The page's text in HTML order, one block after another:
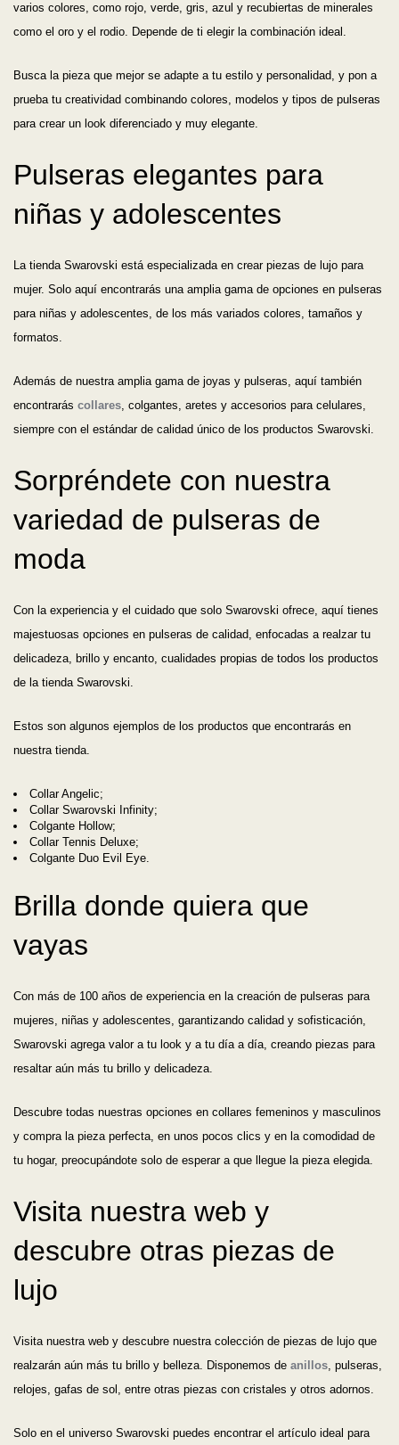
varios colores, como rojo, verde, gris, azul y recubiertas de minerales
como el oro y el rodio. Depende de ti elegir la combinación ideal.
Busca la pieza que mejor se adapte a tu estilo y personalidad, y pon a
prueba tu creatividad combinando colores, modelos y tipos de pulseras
para crear un look diferenciado y muy elegante.
Pulseras elegantes para
niñas y adolescentes
La tienda Swarovski está especializada en crear piezas de lujo para
mujer. Solo aquí encontrarás una amplia gama de opciones en pulseras
para niñas y adolescentes, de los más variados colores, tamaños y
formatos.
Además de nuestra amplia gama de joyas y pulseras, aquí también
encontrarás collares, colgantes, aretes y accesorios para celulares,
siempre con el estándar de calidad único de los productos Swarovski.
Sorpréndete con nuestra
variedad de pulseras de
moda
Con la experiencia y el cuidado que solo Swarovski ofrece, aquí tienes
majestuosas opciones en pulseras de calidad, enfocadas a realzar tu
delicadeza, brillo y encanto, cualidades propias de todos los productos
de la tienda Swarovski.
Estos son algunos ejemplos de los productos que encontrarás en
nuestra tienda.
Collar Angelic;
Collar Swarovski Infinity;
Colgante Hollow;
Collar Tennis Deluxe;
Colgante Duo Evil Eye.
Brilla donde quiera que
vayas
Con más de 100 años de experiencia en la creación de pulseras para
mujeres, niñas y adolescentes, garantizando calidad y sofisticación,
Swarovski agrega valor a tu look y a tu día a día, creando piezas para
resaltar aún más tu brillo y delicadeza.
Descubre todas nuestras opciones en collares femeninos y masculinos
y compra la pieza perfecta, en unos pocos clics y en la comodidad de
tu hogar, preocupándote solo de esperar a que llegue la pieza elegida.
Visita nuestra web y
descubre otras piezas de
lujo
Visita nuestra web y descubre nuestra colección de piezas de lujo que
realzarán aún más tu brillo y belleza. Disponemos de anillos, pulseras,
relojes, gafas de sol, entre otras piezas con cristales y otros adornos.
Solo en el universo Swarovski puedes encontrar el artículo ideal para